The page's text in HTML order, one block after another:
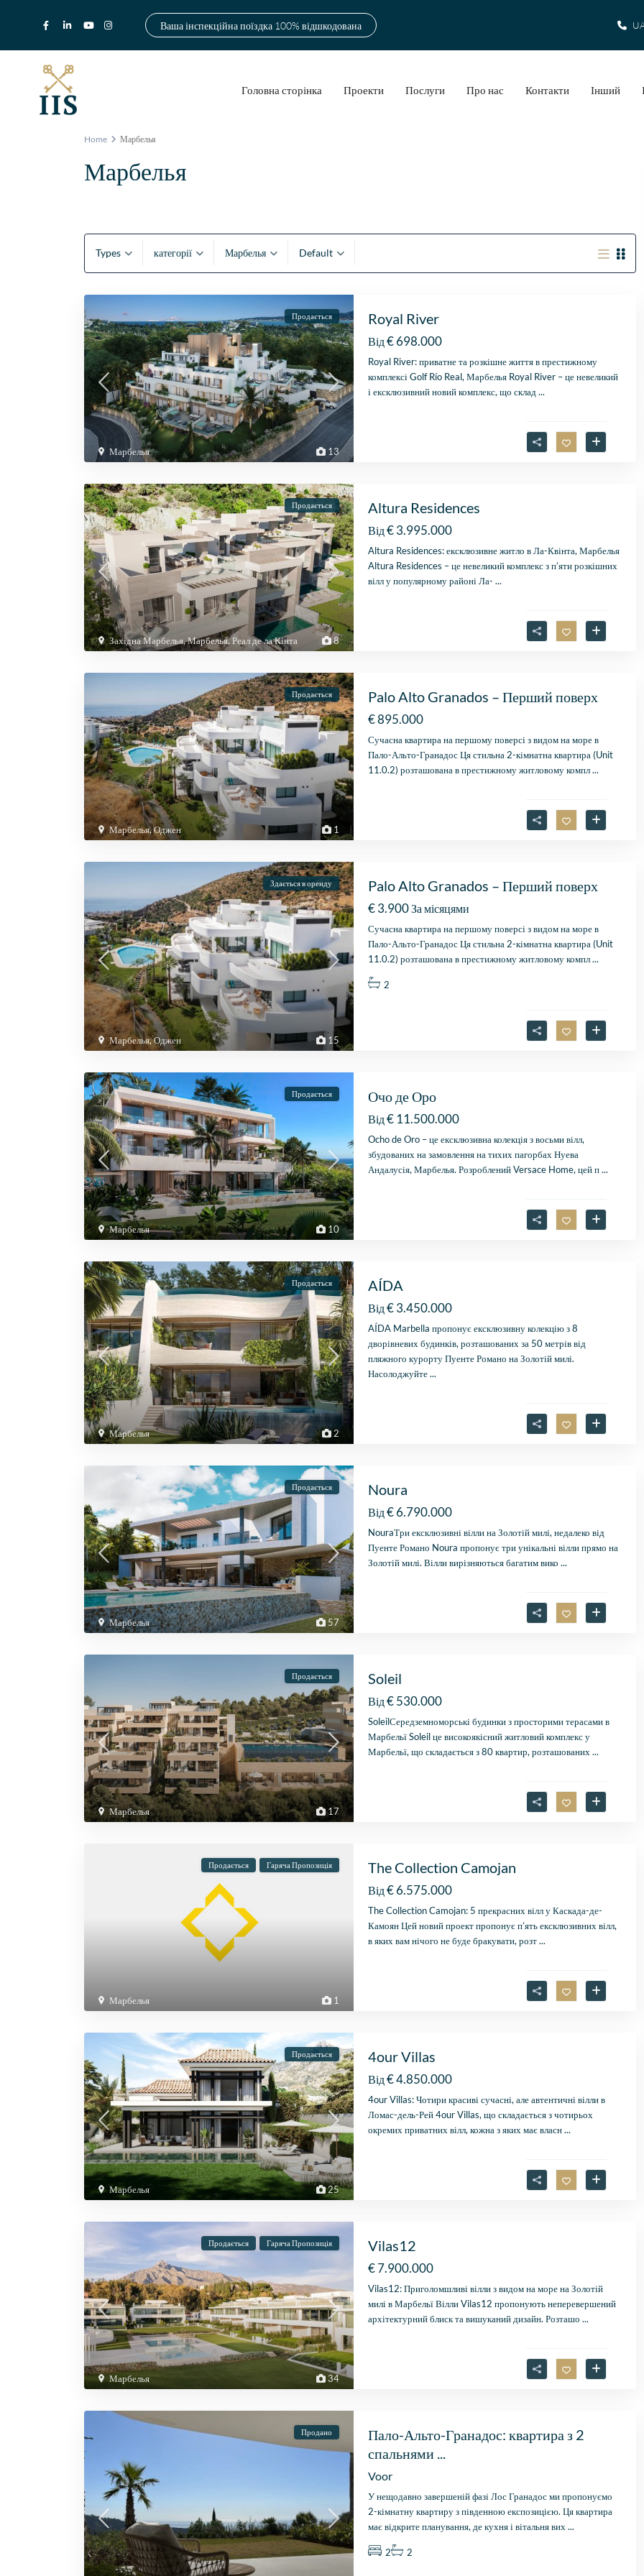
Ваша інспекційна поїздка 100% відшкодована
Головна сторінка Проекти Послуги Про нас Контакти Інший
Home Марбелья
Марбелья
Types категорії Марбелья Default
13
Марбелья
Продається Royal River
Від€ 698.000
Royal River: приватне та розкішне життя в престижному
комплексі Golf Río Real, Марбелья Royal River – це невеликий
і ексклюзивний новий комплекс, що склад ...
8
Західна Марбелья,Марбелья,Реал де ла Кінта
Продається Altura Residences
Від€ 3.995.000
Altura Residences: ексклюзивне житло в Ла-Квінта, Марбелья
Altura Residences – це невеликий комплекс з п’яти розкішних
вілл у популярному районі Ла- ...
1
Марбелья,Оджен
Продається Palo Alto Granados – Перший поверх
€ 895.000
Сучасна квартира на першому поверсі з видом на море в
Пало-Альто-Гранадос Ця стильна 2-кімнатна квартира (Unit
11.0.2) розташована в престижному житловому компл...
15
Марбелья,Оджен
Здається в оренду Palo Alto Granados – Перший поверх
€ 3.900За місяцями
Сучасна квартира на першому поверсі з видом на море в
Пало-Альто-Гранадос Ця стильна 2-кімнатна квартира (Unit
11.0.2) розташована в престижному житловому компл...
2
10
Марбелья
Продається Очо де Оро
Від€ 11.500.000
Ocho de Oro – це ексклюзивна колекція з восьми вілл,
збудованих на замовлення на тихих пагорбах Нуева
Андалусія, Марбелья. Розроблений Versace Home, цей п...
2
Марбелья
Продається AÍDA
Від€ 3.450.000
AÍDA Marbella пропонує ексклюзивну колекцію з 8
дворівневих будинків, розташованих за 50 метрів від
пляжного курорту Пуенте Романо на Золотій милі.
Насолоджуйте...
57
Марбелья
Продається Noura
Від€ 6.790.000
NouraТри ексклюзивні вілли на Золотій милі, недалеко від
Пуенте Романо Noura пропонує три унікальні вілли прямо на
Золотій милі. Вілли вирізняються багатим вико ...
17
Марбелья
Продається Soleil
Від€ 530.000
SoleilСередземноморські будинки з просторими терасами в
Марбельї Soleil це високоякісний житловий комплекс у
Марбельї, що складається з 80 квартир, розташованих ...
1
Марбелья
Продається Гаряча Пропозиція The Collection Camojan
Від€ 6.575.000
The Collection Camojan: 5 прекрасних вілл у Каскада-де-
Камоян Цей новий проект пропонує п’ять ексклюзивних вілл,
в яких вам нічого не буде бракувати, розт...
25
Марбелья
Продається 4our Villas
Від€ 4.850.000
4our Villas: Чотири красиві сучасні, але автентичні вілли в
Ломас-дель-Рей 4our Villas, що складається з чотирьох
окремих приватних вілл, кожна з яких має власн...
34
Марбелья
Продається Гаряча Пропозиція Vilas12
€ 7.900.000
Vilas12: Приголомшливі вілли з видом на море на Золотій
милі в Марбельї Вілли Vilas12 пропонують неперевершений
архітектурний блиск та вишуканий дизайн. Розташо ...
Продано
Пало-Альто-Гранадос: квартира з 2
спальнями ...
Voor
У нещодавно завершеній фазі Лос Гранадос ми пропонуємо
2-кімнатну квартиру з південною експозицією. Ця квартира
має відкрите планування, де кухня і вітальня вих ...
2 2
begeleiding
Zeer goede service en
in kaart te brengen.
Stijn, mijn
was, verliep de
perfect, alleen maar lof!
Fien
28 April